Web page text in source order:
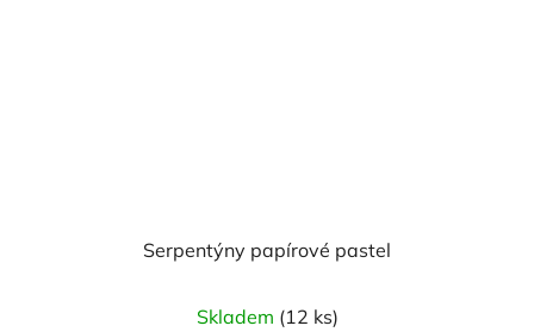
Serpentýny papírové pastel
Skladem (12 ks)